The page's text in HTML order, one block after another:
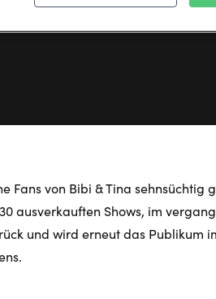
& TINA – Das Musical•27 Februar
Fans von Bibi & Tina sehnsüchtig
ausverkauften Shows, im
und wird erneut das Publikum